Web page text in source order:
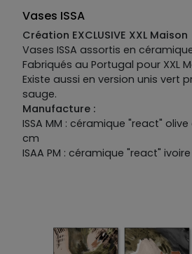
Vases ISSA
Création EXCLUSIVE XXL Maison
Vases ISSA assortis en
Fabriqués au Portugal pour XXL
Existe aussi en version unis vert
sauge.
Manufacture :
ISSA MM : céramique "react" olive
cm
ISAA PM : céramique "react"